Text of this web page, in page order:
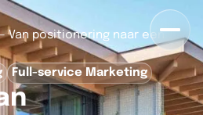
Van positionering naar een
Full-service Marketing